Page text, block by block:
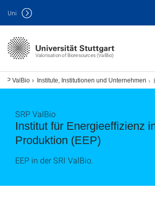
Valorisation of Bioresources (ValBio)
Uni
ValBio Institute, Institutionen und Unternehmen
Institut für Energieeffizienz
Produktion (EEP)
SRP ValBio
EEP in der SRI ValBio.